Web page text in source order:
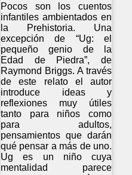
Pocos son los cuentos
infantiles ambientados en
la Prehistoria. Una
excepción de “Ug: el
pequeño genio de la
Edad de Piedra”, de
Raymond Briggs. A través
de este relato el autor
introduce ideas y
reflexiones muy útiles
tanto para niños como
para adultos,
pensamientos que darán
qué pensar a más de uno.
Ug es un niño cuya
mentalidad parece